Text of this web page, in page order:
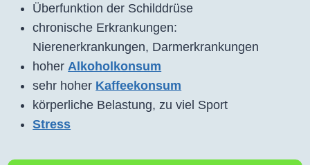
Überfunktion der Schilddrüse
chronische Erkrankungen:
Nierenerkrankungen, Darmerkrankungen
hoher Alkoholkonsum
sehr hoher Kaffeekonsum
körperliche Belastung, zu viel Sport
Stress